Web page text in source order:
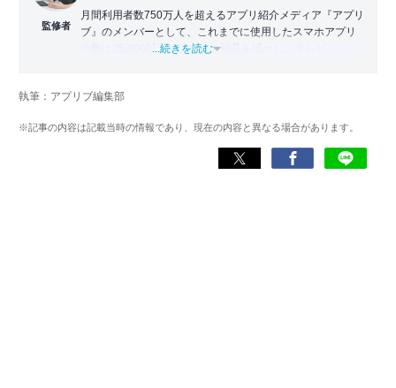
監修者
月間利用者数750万人を超えるアプリ紹介メディア『アプリ
ブ』のメンバーとして、これまでに使用したスマホアプリ
の数は25,000以上。アプリの知見を活かし、テレビ・
化アプリの紹介）、TBS『サタプラ』（スマホライフが変
スマホアプリ）他
...続きを読む
執筆：アプリブ編集部
※記事の内容は記載当時の情報であり、現在の内容と異なる場合があります。